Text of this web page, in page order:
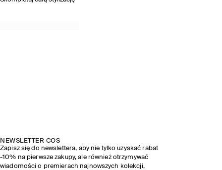
NEWSLETTER COS
Zapisz się do newslettera, aby nie tylko uzyskać rabat
-10% na pierwsze zakupy, ale również otrzymywać
wiadomości o premierach najnowszych kolekcji,